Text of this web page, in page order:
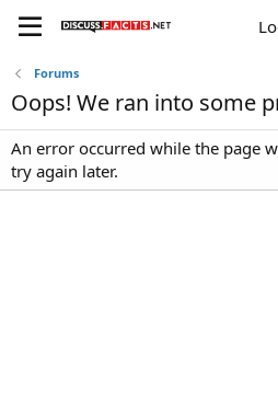
Forums
Oops! We ran into some
An error occurred while the page
try again later.